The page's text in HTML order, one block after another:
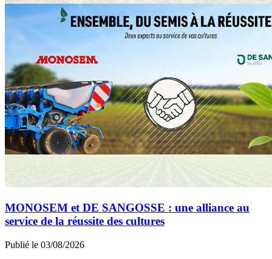
MONOSEM et DE SANGOSSE : une alliance au
service de la réussite des cultures
Publié le 03/08/2026